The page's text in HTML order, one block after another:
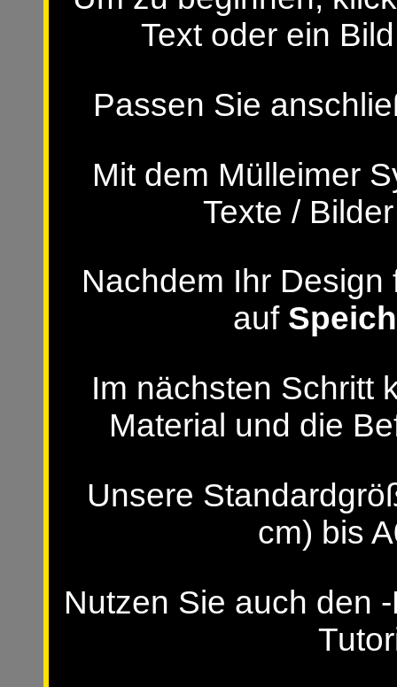
Text oder ein
Passen Sie
Mit dem Mülleimer
Texte /
Nachdem Ihr
auf
Im nächsten Schritt
Material und die
Unsere
cm) bis
Nutzen Sie auch den